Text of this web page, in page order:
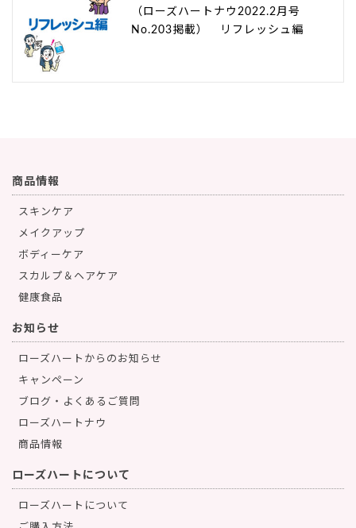
（ローズハートナウ2022.2月号
No.203掲載） リフレッシュ編
商品情報
スキンケア
メイクアップ
ボディーケア
スカルプ＆ヘアケア
健康食品
お知らせ
ローズハートからのお知らせ
キャンペーン
ブログ・よくあるご質問
ローズハートナウ
商品情報
ローズハートについて
ローズハートについて